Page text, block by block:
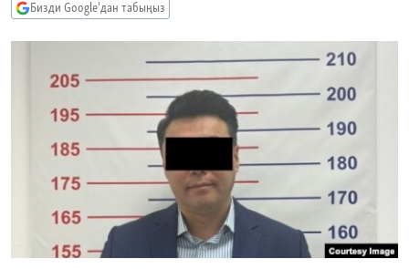
ЭЖЕ-СИҢДИЛЕР
АЗАТТЫК+
ЫҢГАЙСЫЗ СУРООЛОР
Русский
ОНЛАЙН ШЕРИНЕ
ЭЕ/АРнун бардык сайттары
Бизди Google'дан табыңыз